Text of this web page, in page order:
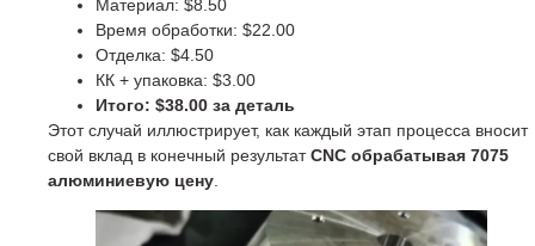
Материал: $8.50
Время обработки: $22.00
Отделка: $4.50
КК + упаковка: $3.00
Итого: $38.00 за деталь
Этот случай иллюстрирует, как каждый этап процесса вносит
свой вклад в конечный результатCNC обрабатывая 7075
алюминиевую цену